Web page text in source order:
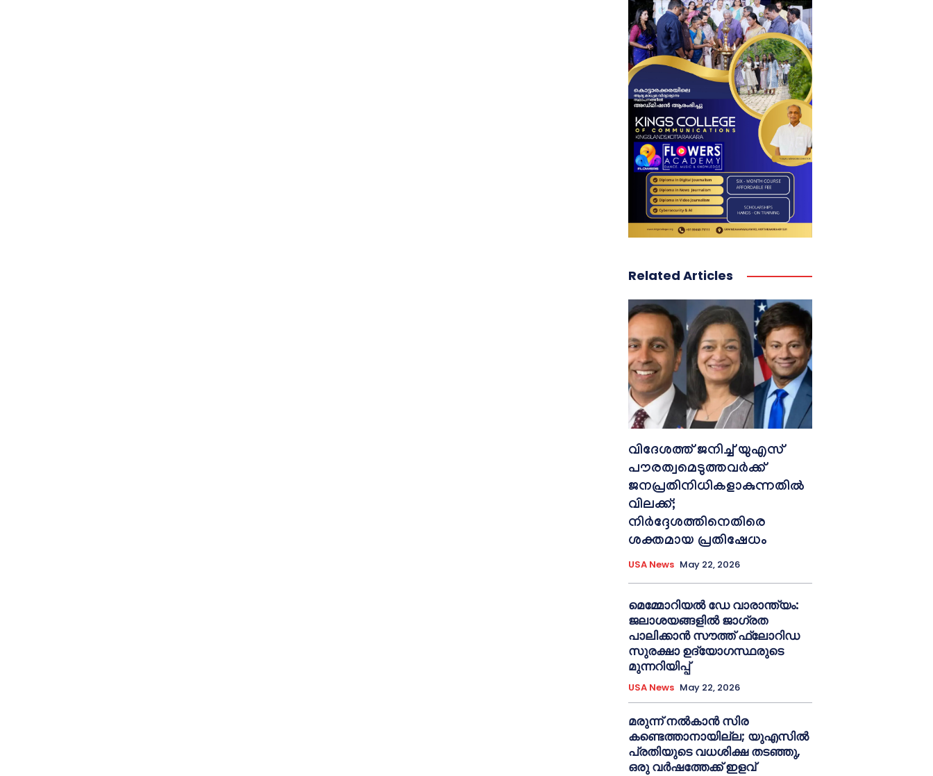
Related Articles
വിദേശത്ത് ജനിച്ച് യുഎസ്
പൗരത്വമെടുത്തവർക്ക്
ജനപ്രതിനിധികളാകുന്നതിൽ
വിലക്ക്;
നിർദ്ദേശത്തിനെതിരെ
ശക്തമായ പ്രതിഷേധം
USA News May 22, 2026
മെമ്മോറിയൽ ഡേ വാരാന്ത്യം:
ജലാശയങ്ങളിൽ ജാഗ്രത
പാലിക്കാൻ സൗത്ത് ഫ്ലോറിഡ
സുരക്ഷാ ഉദ്യോഗസ്ഥരുടെ
മുന്നറിയിപ്പ്
USA News May 22, 2026
മരുന്ന് നൽകാൻ സിര
കണ്ടെത്താനായില്ല; യുഎസിൽ
പ്രതിയുടെ വധശിക്ഷ തടഞ്ഞു,
ഒരു വർഷത്തേക്ക് ഇളവ്